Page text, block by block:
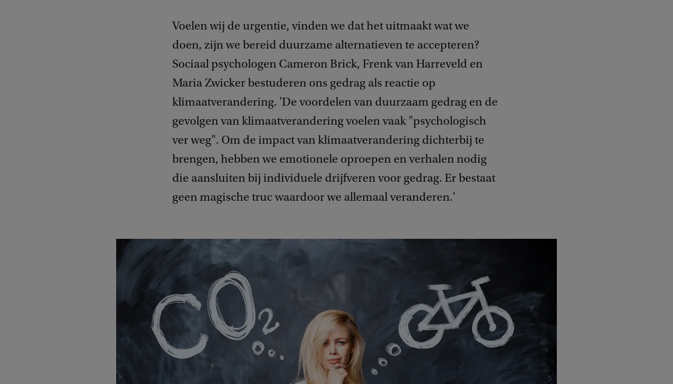
Voelen wij de urgentie, vinden we dat het uitmaakt wat we
doen, zijn we bereid duurzame alternatieven te accepteren?
Sociaal psychologen Cameron Brick, Frenk van Harreveld en
Maria Zwicker bestuderen ons gedrag als reactie op
klimaatverandering. 'De voordelen van duurzaam gedrag en de
gevolgen van klimaatverandering voelen vaak "psychologisch
ver weg". Om de impact van klimaatverandering dichterbij te
brengen, hebben we emotionele oproepen en verhalen nodig
die aansluiten bij individuele drijfveren voor gedrag. Er bestaat
geen magische truc waardoor we allemaal veranderen.'